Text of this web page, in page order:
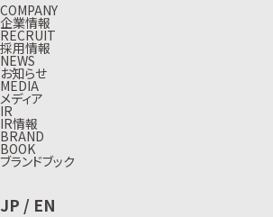
COMPANY
企業情報
RECRUIT
採用情報
NEWS
お知らせ
MEDIA
メディア
IR
IR情報
BRAND
BOOK
ブランドブック
JP / EN